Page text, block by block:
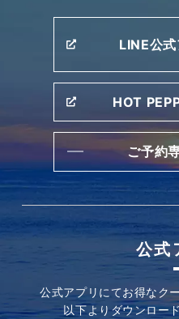
LINE公式
HOT
ご予約
公式
公式アプリにてお得なク
以下よりダウンロー